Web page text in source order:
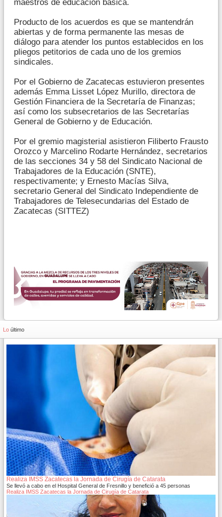
maestros de educación básica.
Producto de los acuerdos es que se mantendrán
abiertas y de forma permanente las mesas de
diálogo para atender los puntos establecidos en los
pliegos petitorios de cada uno de los gremios
sindicales.
Por el Gobierno de Zacatecas estuvieron presentes
además Emma Lisset López Murillo, directora de
Gestión Financiera de la Secretaría de Finanzas;
así como los subsecretarios de las Secretarías
General de Gobierno y de Educación.
Por el gremio magisterial asistieron Filiberto Frausto
Orozco y Marcelino Rodarte Hernández, secretarios
de las secciones 34 y 58 del Sindicato Nacional de
Trabajadores de la Educación (SNTE),
respectivamente; y Ernesto Macías Silva,
secretario General del Sindicato Independiente de
Trabajadores de Telesecundarias del Estado de
Zacatecas (SITTEZ)
Lo último
Realiza IMSS Zacatecas la Jornada de Cirugía de Catarata
Se llevó a cabo en el Hospital General de Fresnillo y benefició a 45 personas
Realiza IMSS Zacatecas la Jornada de Cirugía de Catarata